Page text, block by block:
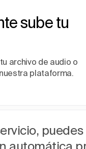
sube tu
archivo de audio o
plataforma.
automática